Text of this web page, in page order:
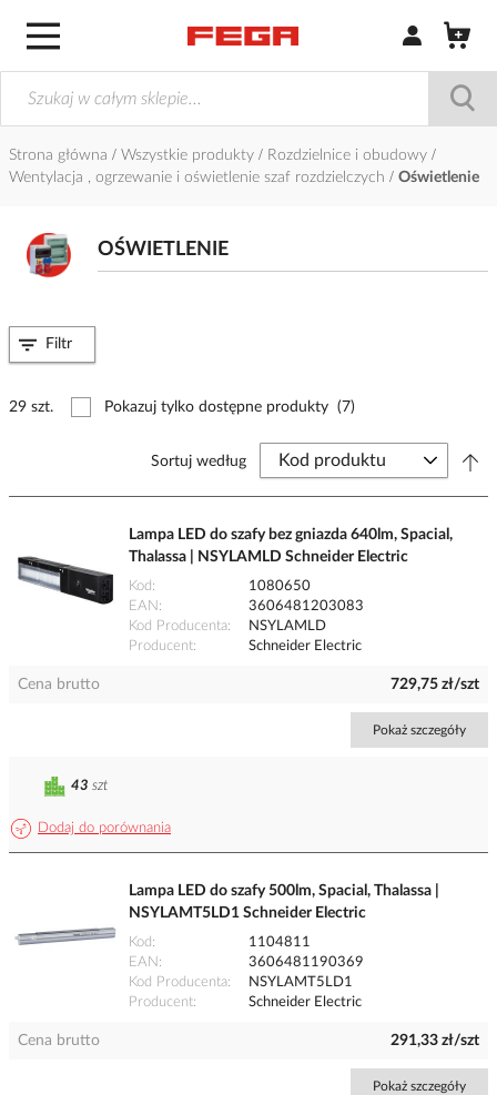
Zaloguj się /
Strona główna Wszystkie produkty
Rozdzielnice i obudowy
Wentylacja , ogrzewanie i oświetlenie szaf rozdzielczych
Oświetlenie
OŚWIETLENIE
29 szt. Pokazuj tylko dostępne produkty (7)
Sortuj według
Lampa LED do szafy bez gniazda 640lm, Spacial,
Thalassa | NSYLAMLD Schneider Electric
Kod
1080650
EAN
3606481203083
Kod Producenta
NSYLAMLD
Producent
Schneider Electric
Cena brutto 729,75 zł/szt
Pokaż szczegóły
Dodaj do porównania
43 szt
Lampa LED do szafy 500lm, Spacial, Thalassa |
NSYLAMT5LD1 Schneider Electric
Kod
1104811
EAN
3606481190369
Kod Producenta
NSYLAMT5LD1
Producent
Schneider Electric
Cena brutto 291,33 zł/szt
Pokaż szczegóły
Filtr